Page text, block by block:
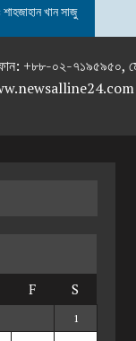
খান সাজু
টেলিফোন: +৮৮-
F S
1